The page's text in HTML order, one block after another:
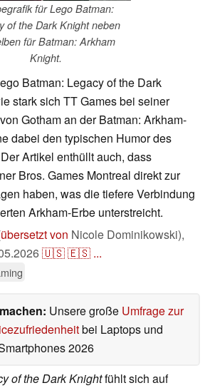
für Lego Batman:
of the Dark Knight neben
für Batman: Arkham
Knight.
Batman: Legacy of the Dark
stark sich TT Games bei seiner
Gotham an der Batman: Arkham-
dabei den typischen Humor des
Artikel enthüllt auch, dass
Bros. Games Montreal direkt zur
haben, was die tiefere Verbindung
Arkham-Erbe unterstreicht.
übersetzt von Nicole Dominikowski),
🇺🇸🇪🇸 ...
Unsere große Umfrage zur
bei Laptops und
2026
of the Dark Knightfühlt sich auf